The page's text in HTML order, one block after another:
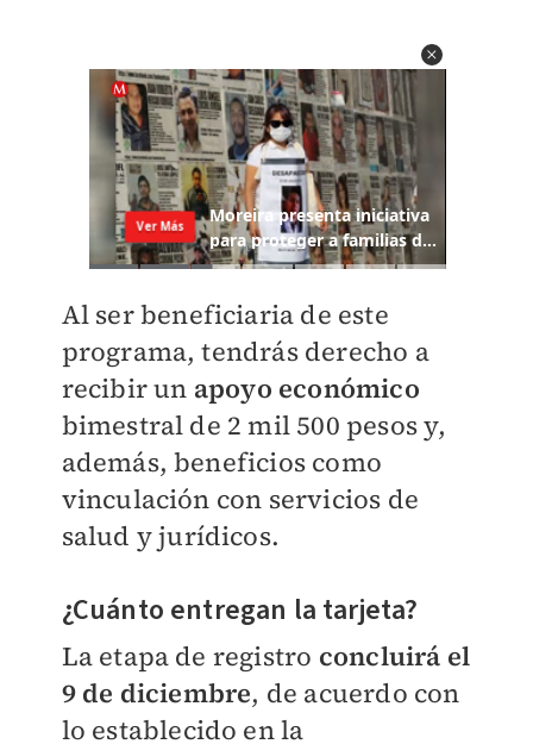
Al ser beneficiaria de este
programa, tendrás derecho a
recibir un apoyo económico
bimestral de 2 mil 500 pesos y,
además, beneficios como
vinculación con servicios de
salud y jurídicos.
¿Cuánto entregan la tarjeta?
La etapa de registro concluirá el
9 de diciembre, de acuerdo con
lo establecido en la